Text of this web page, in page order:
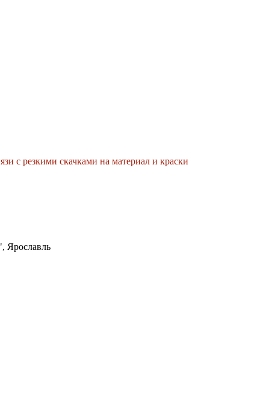
с резкими скачками на материал и краски
Ярославль